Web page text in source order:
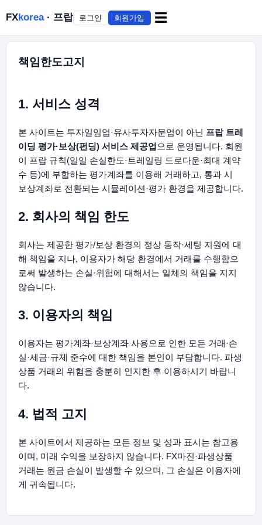
FXkorea· 프랍 로그인 회원가입 ☰
책임한도고지
1. 서비스 성격
본 사이트는 투자일임업·유사투자자문업이 아닌 프랍 트레
이딩 평가·보상(펀딩) 서비스 제공업 으로 운영됩니다. 회원
이 프랍 규칙(일일 손실한도·트레일링 드로다운·최대 계약
수 등)에 부합하는 평가계좌를 이용해 거래하고, 통과 시
보상계좌로 전환되는 시뮬레이션·평가 환경을 제공합니다.
2. 회사의 책임 한도
회사는 제공한 평가/보상 환경의 정상 동작·세팅 지원에 대
해 책임을 지나, 이용자가 해당 환경에서 거래를 수행함으
로써 발생하는 손실·위험에 대해서는 일체의 책임을 지지
않습니다.
3. 이용자의 책임
이용자는 평가계좌·보상계좌 사용으로 인한 모든 거래·손
실·세금·규제 준수에 대한 책임을 본인이 부담합니다. 파생
상품 거래의 위험을 충분히 인지한 후 이용하시기 바랍니
다.
4. 법적 고지
본 사이트에서 제공하는 모든 정보 및 성과 표시는 참고용
이며, 미래 수익을 보장하지 않습니다. FX마진·파생상품
거래는 원금 손실이 발생할 수 있으며, 그 손실은 이용자에
게 귀속됩니다.